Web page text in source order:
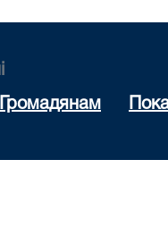
Громадянам